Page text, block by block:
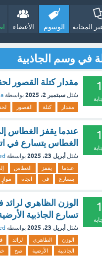
المجابة الوسوم الأعضاء
في وسم الجاذبية
1 مقدار كتلة القصور
سُئل سبتمبر 2، 2025 بواسطة
مقدار كتلة القصور
1
عندما يقفز الغطاس
الغطاس يتسارع في
سُئل أبريل 23، 2025 بواسطة
عندما يقفز الغطاس
يتسارع
في اتجاه موازٍ
1
الوزن الظاهري
تسارع الجاذبية
سُئل أبريل 23، 2025 بواسطة
الوزن الظاهري لرائد
الجاذبية
الأرضية صح